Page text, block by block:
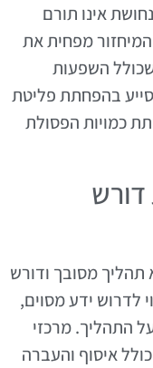
אינו תורם
מפחית את
השפעות
בהפחתת פליטת
כמויות הפסולת
דורש
תהליך מסובך ודורש
לדרוש ידע מסוים,
התהליך. מרכזי
איסוף והעברה